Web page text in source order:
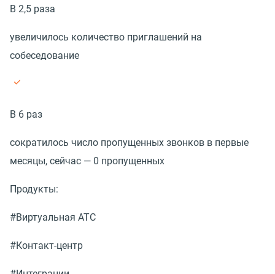
В 2,5 раза
увеличилось количество приглашений на
собеседование
В 6 раз
сократилось число пропущенных звонков в первые
месяцы, сейчас — 0 пропущенных
Продукты:
#Виртуальная АТС
#Контакт-центр